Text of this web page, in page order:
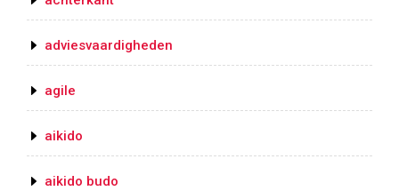
adviesvaardigheden
agile
aikido
aikido budo